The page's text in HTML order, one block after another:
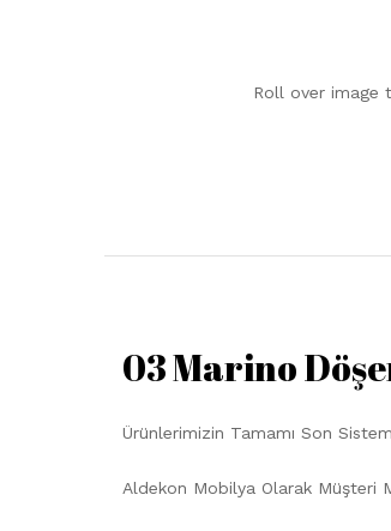
Roll over image
03 Marino
Ürünlerimizin Tamamı Son
Aldekon Mobilya Olarak Müşteri